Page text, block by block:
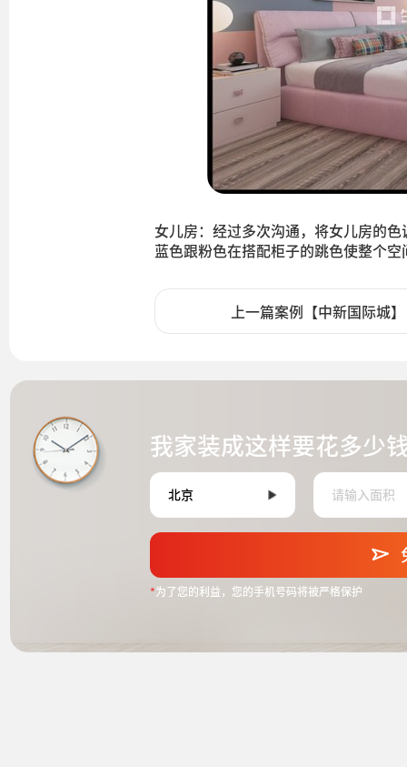
女儿房：经过多次沟通，将女儿房的
蓝色跟粉色在搭配柜子的跳色使整个
上一篇案例【中新国际城】
我家装成这样要花多少
*为了您的利益，您的手机号码将被严格保护